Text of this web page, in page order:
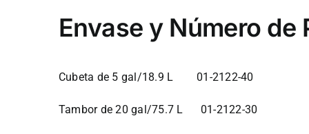
Envase y Número de
Cubeta de 5 gal/18.9 L 01-2122-40
Tambor de 20 gal/75.7 L 01-2122-30